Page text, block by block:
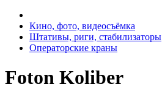
Кино, фото, видеосъёмка
Штативы, риги, стабилизаторы
Операторские краны
Foton Koliber